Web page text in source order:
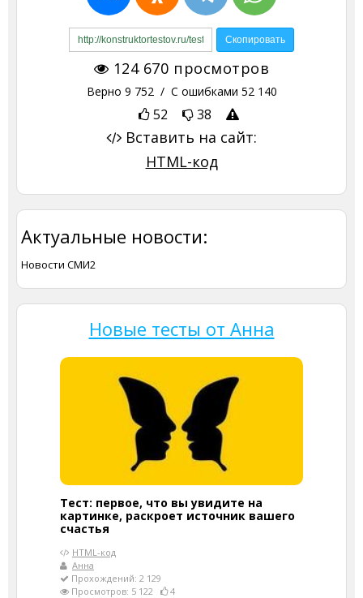
124 670 просмотров
Верно 9 752 / С ошибками 52 140
52 38
Вставить на сайт:
HTML-код
Актуальные новости:
Новости СМИ2
Новые тесты от Анна
Тест: первое, что вы увидите на
картинке, раскроет источник вашего
счастья
HTML-код
Анна
Прохождений: 2 129
Просмотров: 5 122
4